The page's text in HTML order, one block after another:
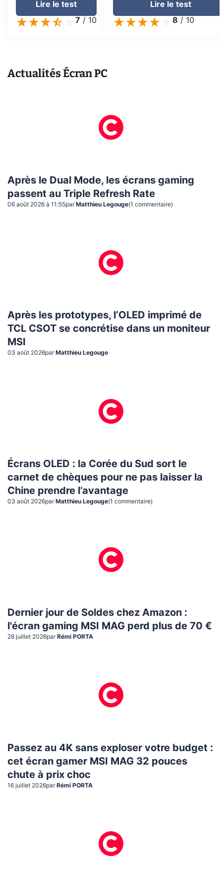
Lire le test
7 / 10
Lire le test
8 / 10
ActualitésÉcran PC
Après le Dual Mode, les écrans gaming
passent au Triple Refresh Rate
06 août 2026 à 11:55par Matthieu Legouge(1 commentaire)
Après les prototypes, l’OLED imprimé de
TCL CSOT se concrétise dans un moniteur
MSI
03 août 2026par Matthieu Legouge
Écrans OLED : la Corée du Sud sort le
carnet de chèques pour ne pas laisser la
Chine prendre l’avantage
03 août 2026par Matthieu Legouge(1 commentaire)
Dernier jour de Soldes chez Amazon :
l'écran gaming MSI MAG perd plus de 70 €
28 juillet 2026par Rémi PORTA
Passez au 4K sans exploser votre budget :
cet écran gamer MSI MAG 32 pouces
chute à prix choc
16 juillet 2026par Rémi PORTA